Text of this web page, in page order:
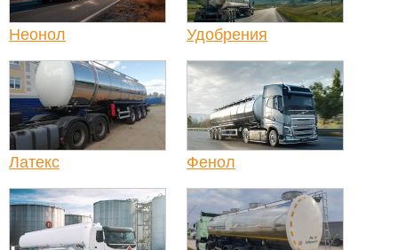
Неонол Удобрения
Латекс Фенол